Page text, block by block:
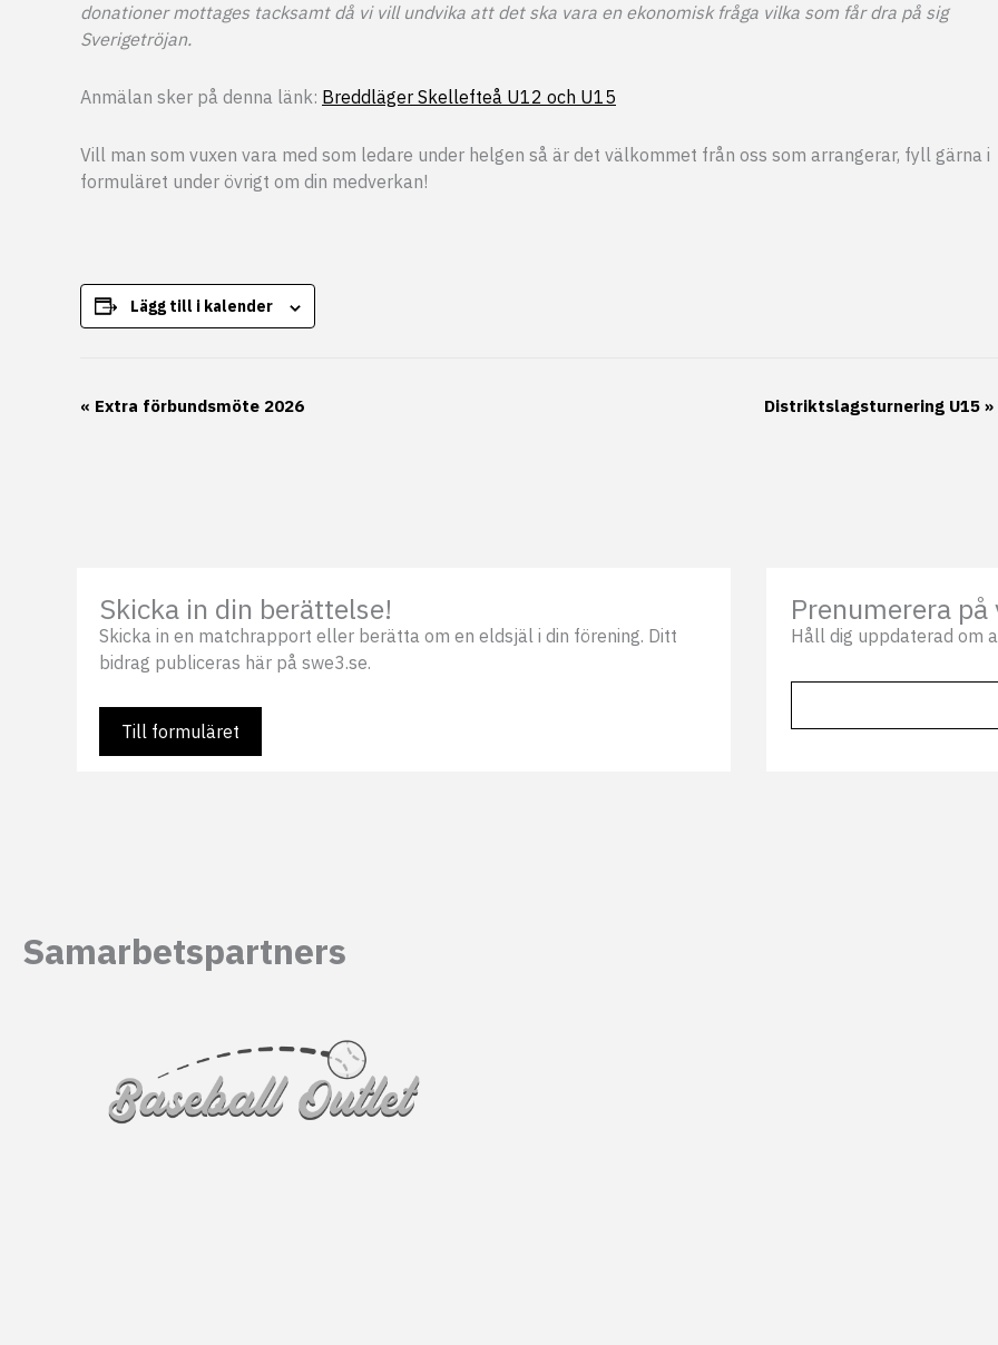
donationer mottages tacksamt då vi vill undvika att det ska vara en ekonomisk fråga vilka som får dra på sig
Sverigetröjan.
Anmälan sker på denna länk: Breddläger Skellefteå U12 och U15
Vill man som vuxen vara med som ledare under helgen så är det välkommet från oss som arrangerar, fyll gärna i
formuläret under övrigt om din medverkan!
Lägg till i kalender
Evenemang-
« Extra förbundsmöte 2026 Distriktslagsturnering U15 »
Skicka in din berättelse!
Skicka in en matchrapport eller berätta om en eldsjäl i din förening. Ditt
bidrag publiceras här på swe3.se.
Till formuläret
Prenumerera
Håll dig uppdaterad om
Samarbetspartners